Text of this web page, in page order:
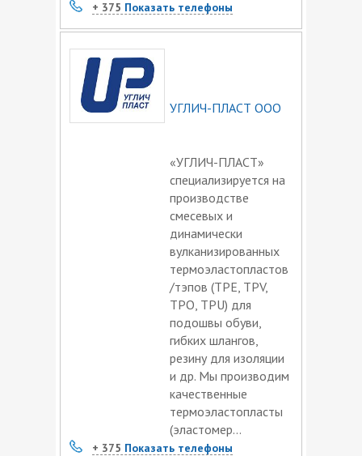
+ 375 Показать телефоны
УГЛИЧ-ПЛАСТ ООО
«УГЛИЧ-ПЛАСТ»
специализируется на
производстве
смесевых и
динамически
вулканизированных
термоэластопластов
/тэпов (TPE, TPV,
TPO, TPU) для
подошвы обуви,
гибких шлангов,
резину для изоляции
и др. Мы производим
качественные
термоэластопласты
(эластомер...
+ 375 Показать телефоны